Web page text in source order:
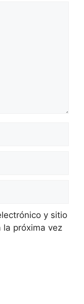
y sitio
próxima vez